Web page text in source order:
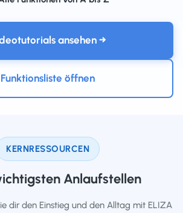
ansehen →
Funktionsliste öffnen
KERNRESSOURCEN
Anlaufstellen
dir den Einstieg und den Alltag mit ELIZA